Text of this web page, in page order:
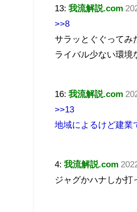
13:我流解説.com
>>8
サラッとぐぐってみ
ライバル少ない環境
16:我流解説.com
>>13
地域によるけど建業
4:我流解説.com
ジャグかハナしか打